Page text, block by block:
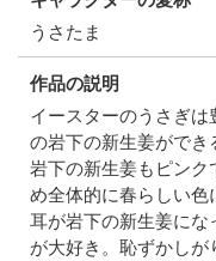
うさたま
作品の説明
イースターのうさぎ
の岩下の新生姜ができ
岩下の新生姜もピン
め全体的に春らしい色
耳が岩下の新生姜に
が大好き。恥ずかしが